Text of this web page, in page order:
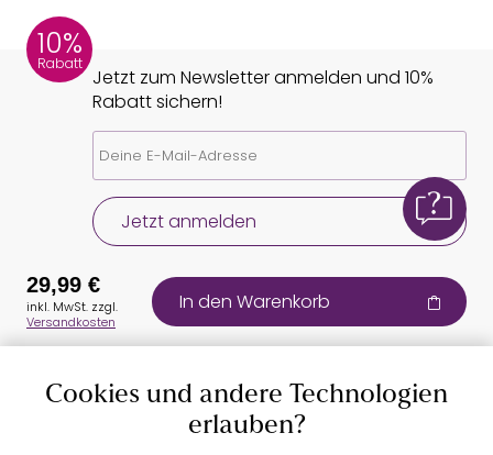
10%
Rabatt
Jetzt zum Newsletter anmelden und 10%
Rabatt sichern!
Jetzt anmelden
Auszeichnungen
29,99 €
inkl. MwSt. zzgl.
Versandkosten
In den Warenkorb
Cookies und andere Technologien
erlauben?